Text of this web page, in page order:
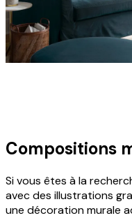
Compositions
Si vous êtes à la
avec des illustrations
une décoration murale